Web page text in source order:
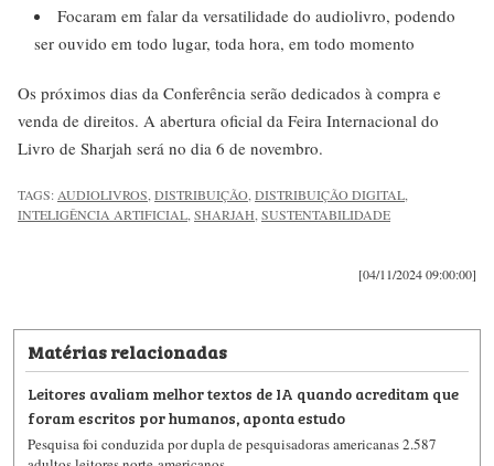
Focaram em falar da versatilidade do audiolivro, podendo
ser ouvido em todo lugar, toda hora, em todo momento
Os próximos dias da Conferência serão dedicados à compra e
venda de direitos. A abertura oficial da Feira Internacional do
Livro de Sharjah será no dia 6 de novembro.
TAGS: AUDIOLIVROS DISTRIBUIÇÃO DISTRIBUIÇÃO DIGITAL
INTELIGÊNCIA ARTIFICIAL SHARJAH SUSTENTABILIDADE
[04/11/2024 09:00:00]
Matérias relacionadas
Leitores avaliam melhor textos de IA quando acreditam que
foram escritos por humanos, aponta estudo
Pesquisa foi conduzida por dupla de pesquisadoras americanas 2.587